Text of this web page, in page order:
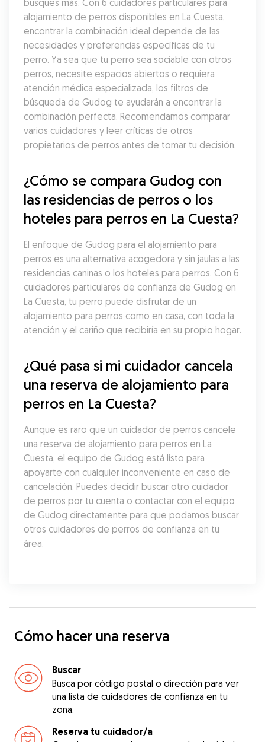
busques más. Con 6 cuidadores particulares para
alojamiento de perros disponibles en La Cuesta,
encontrar la combinación ideal depende de las
necesidades y preferencias específicas de tu
perro. Ya sea que tu perro sea sociable con otros
perros, necesite espacios abiertos o requiera
atención médica especializada, los filtros de
búsqueda de Gudog te ayudarán a encontrar la
combinación perfecta. Recomendamos comparar
varios cuidadores y leer críticas de otros
propietarios de perros antes de tomar tu decisión.
¿Cómo se compara Gudog con
las residencias de perros o los
hoteles para perros en La Cuesta?
El enfoque de Gudog para el alojamiento para
perros es una alternativa acogedora y sin jaulas a las
residencias caninas o los hoteles para perros. Con 6
cuidadores particulares de confianza de Gudog en
La Cuesta, tu perro puede disfrutar de un
alojamiento para perros como en casa, con toda la
atención y el cariño que recibiría en su propio hogar.
¿Qué pasa si mi cuidador cancela
una reserva de alojamiento para
perros en La Cuesta?
Aunque es raro que un cuidador de perros cancele
una reserva de alojamiento para perros en La
Cuesta, el equipo de Gudog está listo para
apoyarte con cualquier inconveniente en caso de
cancelación. Puedes decidir buscar otro cuidador
de perros por tu cuenta o contactar con el equipo
de Gudog directamente para que podamos buscar
otros cuidadores de perros de confianza en tu
área.
Cómo hacer una reserva
Buscar
Busca por código postal o dirección para ver
una lista de cuidadores de confianza en tu
zona.
Reserva tu cuidador/a